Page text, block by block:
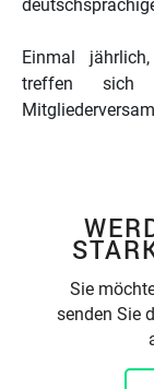
Einmal
treffen
Sie
senden Sie